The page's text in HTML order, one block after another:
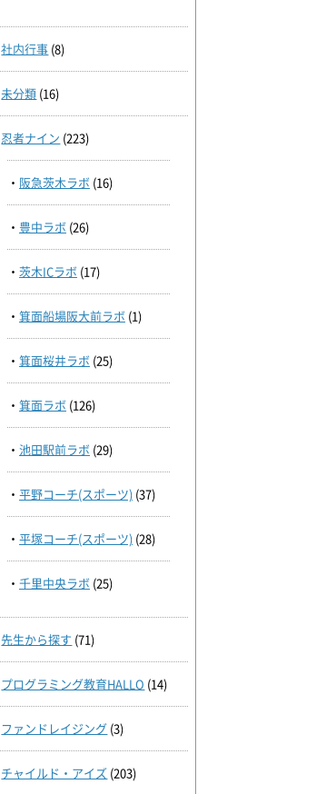
社内行事 (8)
未分類 (16)
忍者ナイン (223)
阪急茨木ラボ (16)
豊中ラボ (26)
茨木ICラボ (17)
箕面船場阪大前ラボ (1)
箕面桜井ラボ (25)
箕面ラボ (126)
池田駅前ラボ (29)
平野コーチ(スポーツ)(37)
平塚コーチ(スポーツ)(28)
千里中央ラボ (25)
先生から探す (71)
プログラミング教育HALLO (14)
ファンドレイジング (3)
チャイルド・アイズ (203)